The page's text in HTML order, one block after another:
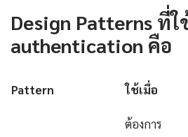
Design Patterns ที่
authentication คือ
Pattern ใช้เมื่อ
ต้องการ